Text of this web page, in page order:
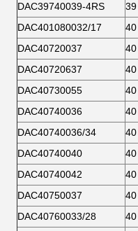
DAC39740039-4RS
39
DAC401080032/17
40
DAC40720037
40
DAC40720637
40
DAC40730055
40
DAC40740036
40
DAC40740036/34
40
DAC40740040
40
DAC40740042
40
DAC40750037
40
DAC40760033/28
40